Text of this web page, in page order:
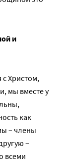
и
Христом,
мы вместе у
как
– члены
–
всеми